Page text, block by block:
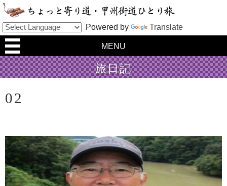
Powered by Translate
MENU
旅日記
02